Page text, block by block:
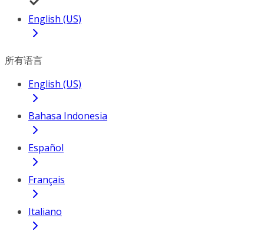
English (US)
所有语言
English (US)
Bahasa Indonesia
Español
Français
Italiano